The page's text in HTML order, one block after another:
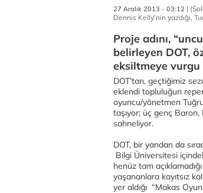
27 Aralık 2013 - 03:12 |
Dennis Kelly'nin yazdığı,
Proje adını,
belirleyen DOT,
eksiltmeye vurgu
DOT’tan, geçtiğimiz
eklendi topluluğun
oyuncu/yönetmen
taşıyor; üç genç Baron,
sahneliyor.
DOT, bir yandan da
Bilgi Üniversitesi
henüz tam
yaşananlara kayıtsız
yer aldığı “Makas